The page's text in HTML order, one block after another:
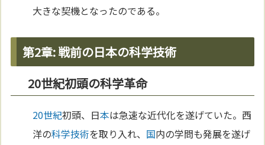
大きな契機となったのである。
第2章: 戦前の日本の科学技術
20世紀初頭の科学革命
20世紀初頭、日本は急速な近代化を遂げていた。西
洋の科学技術を取り入れ、 国内の学問も発展を遂げ